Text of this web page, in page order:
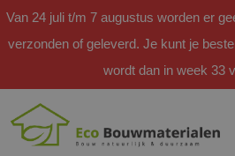
Van 24 juli t/m 7 augustus worden er
verzonden of geleverd. Je kunt je
wordt dan in week 33